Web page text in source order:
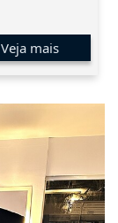
Veja mais